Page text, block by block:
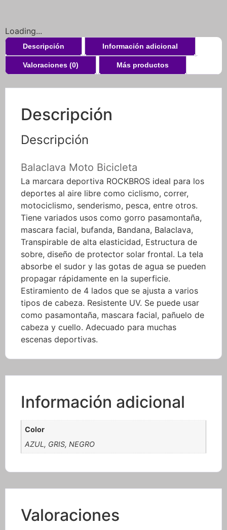
Loading...
Descripción Información adicional
Valoraciones (0) Más productos
Descripción
Descripción
Balaclava Moto Bicicleta
La marcara deportiva ROCKBROS ideal para los
deportes al aire libre como ciclismo, correr,
motociclismo, senderismo, pesca, entre otros.
Tiene variados usos como gorro pasamontaña,
mascara facial, bufanda, Bandana, Balaclava,
Transpirable de alta elasticidad, Estructura de
sobre, diseño de protector solar frontal. La tela
absorbe el sudor y las gotas de agua se pueden
propagar rápidamente en la superficie.
Estiramiento de 4 lados que se ajusta a varios
tipos de cabeza. Resistente UV. Se puede usar
como pasamontaña, mascara facial, pañuelo de
cabeza y cuello. Adecuado para muchas
escenas deportivas.
Información adicional
Color
AZUL, GRIS, NEGRO
Valoraciones